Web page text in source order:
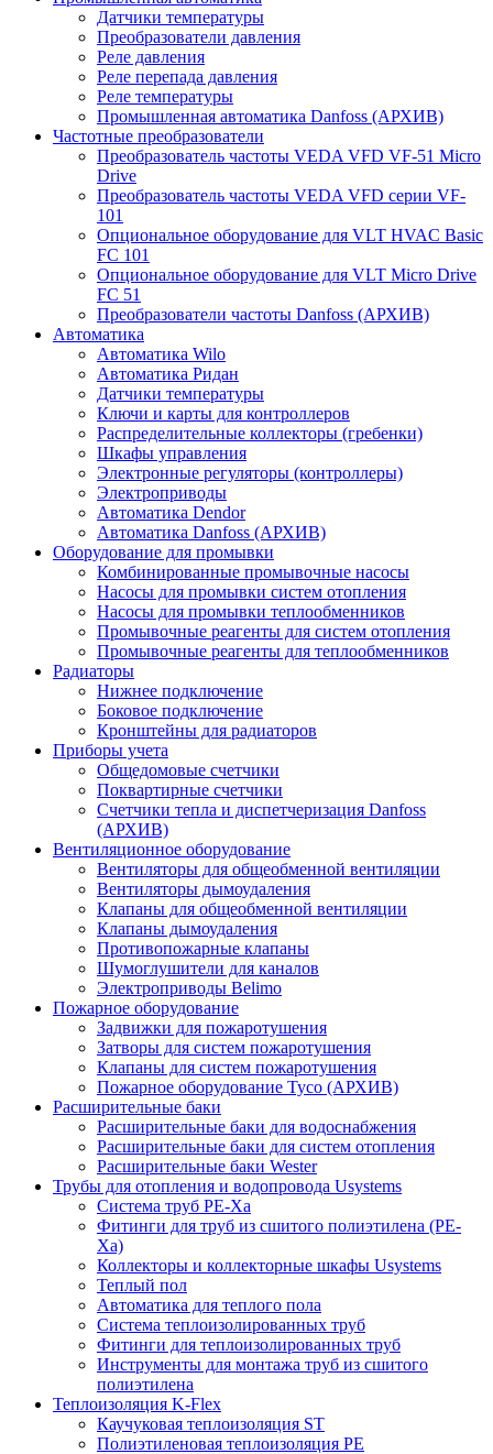
Датчики температуры
Преобразователи давления
Реле давления
Реле перепада давления
Реле температуры
Промышленная автоматика Danfoss (АРХИВ)
Частотные преобразователи
Преобразователь частоты VEDA VFD VF-51 Micro
Drive
Преобразователь частоты VEDA VFD серии VF-
101
Опциональное оборудование для VLT HVAC Basic
FC 101
Опциональное оборудование для VLT Micro Drive
FC 51
Преобразователи частоты Danfoss (АРХИВ)
Автоматика
Автоматика Wilo
Автоматика Ридан
Датчики температуры
Ключи и карты для контроллеров
Распределительные коллекторы (гребенки)
Шкафы управления
Электронные регуляторы (контроллеры)
Электроприводы
Автоматика Dendor
Автоматика Danfoss (АРХИВ)
Оборудование для промывки
Комбинированные промывочные насосы
Насосы для промывки систем отопления
Насосы для промывки теплообменников
Промывочные реагенты для систем отопления
Промывочные реагенты для теплообменников
Радиаторы
Нижнее подключение
Боковое подключение
Кронштейны для радиаторов
Приборы учета
Общедомовые счетчики
Поквартирные счетчики
Счетчики тепла и диспетчеризация Danfoss
(АРХИВ)
Вентиляционное оборудование
Вентиляторы для общеобменной вентиляции
Вентиляторы дымоудаления
Клапаны для общеобменной вентиляции
Клапаны дымоудаления
Противопожарные клапаны
Шумоглушители для каналов
Электроприводы Belimo
Пожарное оборудование
Задвижки для пожаротушения
Затворы для систем пожаротушения
Клапаны для систем пожаротушения
Пожарное оборудование Tyco (АРХИВ)
Расширительные баки
Расширительные баки для водоснабжения
Расширительные баки для систем отопления
Расширительные баки Wester
Трубы для отопления и водопровода Usystems
Система труб PE-Xa
Фитинги для труб из сшитого полиэтилена (PE-
Xa)
Коллекторы и коллекторные шкафы Usystems
Теплый пол
Автоматика для теплого пола
Система теплоизолированных труб
Фитинги для теплоизолированных труб
Инструменты для монтажа труб из сшитого
полиэтилена
Теплоизоляция K-Flex
Каучуковая теплоизоляция ST
Полиэтиленовая теплоизоляция PE